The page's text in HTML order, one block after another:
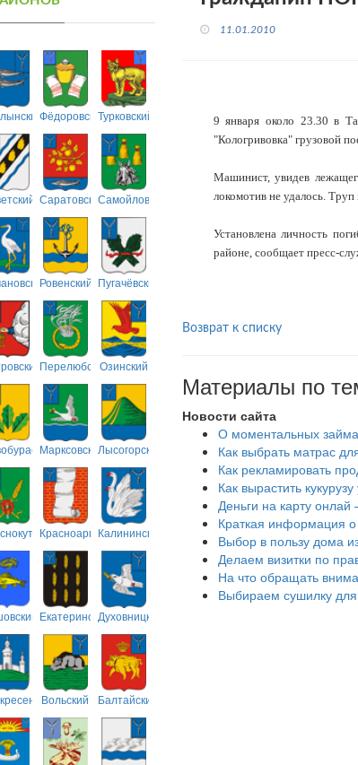
ФёдоровскийТурковский
СаратовскийСамойловский
Ровенский Пугачёвский
ПерелюбскийОзинский
МарксовскийЛысогорский
Красноармейский
Калининский
ЕкатериновскийДуховницкий
Вольский Балтайский
11.01.2010
9 января около 23.30 в
"Кологривовка" грузовой
Машинист, увидев
локомотив не удалось.
Установлена личность
районе, сообщает пресс-
Возврат к списку
Материалы по
Новости сайта
О моментальных
Как выбрать матрас
Как рекламировать
Как вырастить
Деньги на карту
Краткая информация
Выбор в пользу дома
Делаем визитки по
На что обращать
Выбираем сушилку для